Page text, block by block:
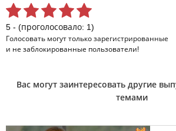
5 - (проголосовало: 1)
Голосовать могут только зарегистрированные
и не заблокированные пользователи!
Вас могут заинтересовать другие
темами